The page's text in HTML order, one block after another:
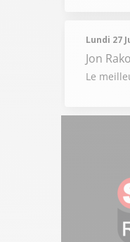
Lundi 27
Jon
Le